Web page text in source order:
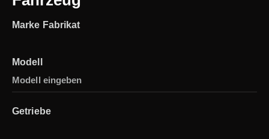
Marke Fabrikat
Modell
Getriebe